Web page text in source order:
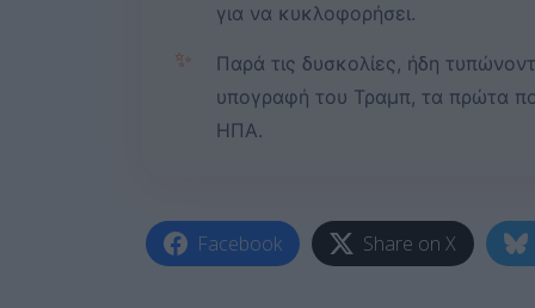
για να κυκλοφορήσει.
✨
Παρά τις δυσκολίες, ήδη
υπογραφή του Τραμπ, τα πρώτα
ΗΠΑ.
Facebook Share on X